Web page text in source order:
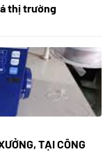
thị trường
TẠI CÔNG